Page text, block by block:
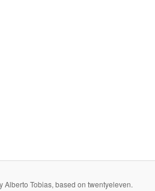
Alberto Tobias, based on twentyeleven.